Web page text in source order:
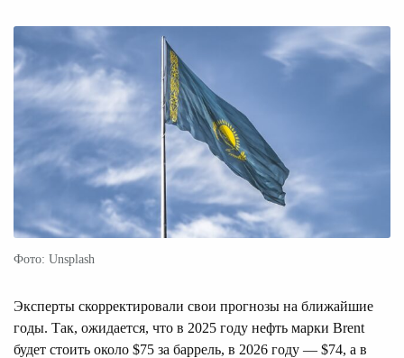
Фото: Unsplash
Эксперты скорректировали свои прогнозы на ближайшие
годы. Так, ожидается, что в 2025 году нефть марки Brent
будет стоить около $75 за баррель, в 2026 году — $74, а в